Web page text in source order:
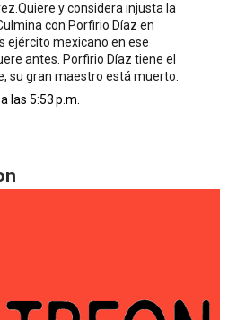
y considera injusta la
con Porfirio Díaz en
ejército mexicano en ese
antes. Porfirio Díaz tiene el
su gran maestro está muerto.
las 5:53 p.m.